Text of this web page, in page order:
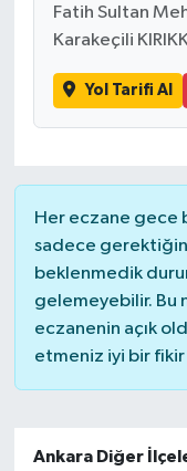
Fatih Sultan
Karakeçili
Yol Tarifi Al
Her eczane gece
sadece
beklenmedik
gelemeyebilir. Bu
eczanenin açık
etmeniz iyi bir fikir
Ankara Diğer